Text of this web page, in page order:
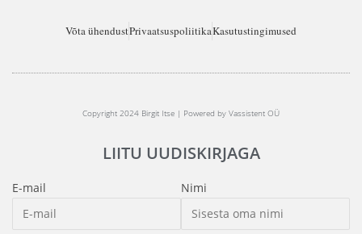
Võta ühendustPrivaatsuspoliitikaKasutustingimused
Copyright 2024 Birgit Itse | Powered by Vassistent OÜ
LIITU UUDISKIRJAGA
E-mail Nimi